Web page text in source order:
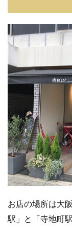
お店の場所は大
駅」と「寺地町